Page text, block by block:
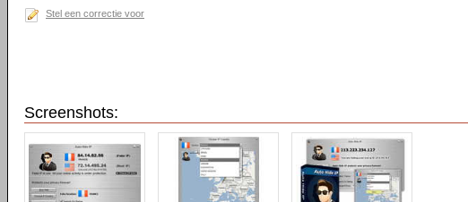
Stel een correctie voor
Screenshots: